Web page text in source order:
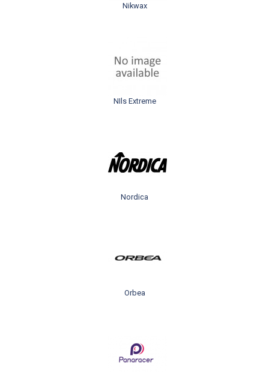
Nikwax
NIls Extreme
Nordica
Orbea